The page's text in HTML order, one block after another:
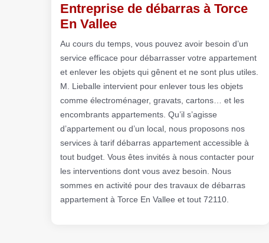
Entreprise de débarras à Torce
En Vallee
Au cours du temps, vous pouvez avoir besoin d’un
service efficace pour débarrasser votre appartement
et enlever les objets qui gênent et ne sont plus utiles.
M. Lieballe intervient pour enlever tous les objets
comme électroménager, gravats, cartons… et les
encombrants appartements. Qu’il s’agisse
d’appartement ou d’un local, nous proposons nos
services à tarif débarras appartement accessible à
tout budget. Vous êtes invités à nous contacter pour
les interventions dont vous avez besoin. Nous
sommes en activité pour des travaux de débarras
appartement à Torce En Vallee et tout 72110.